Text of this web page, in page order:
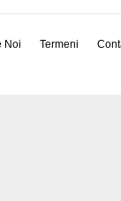
Noi Termeni